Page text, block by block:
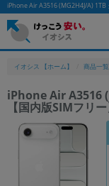
iPhone Air A3516 (MG2H4J/A)
イオシス 【ホーム】 商品一覧
iPhone Air A3516
【国内版SIMフリー
かんたん